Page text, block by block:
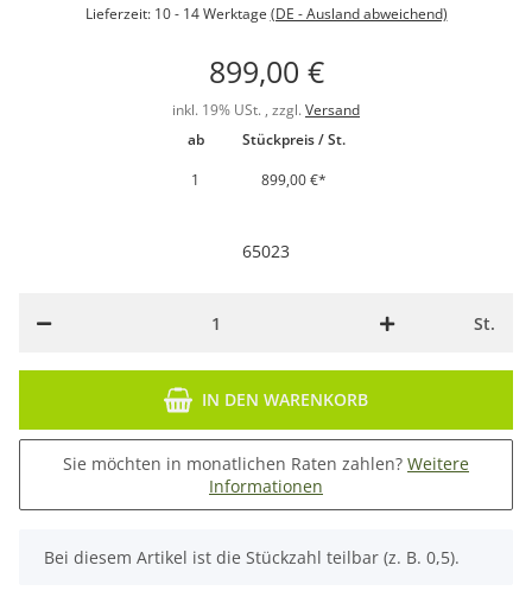
Lieferzeit: 10 - 14 Werktage (DE - Ausland abweichend)
899,00 €
inkl. 19% USt. , zzgl. Versand
ab
Stückpreis / St.
1
899,00 €*
65023
St.
IN DEN WARENKORB
Sie möchten in monatlichen Raten zahlen? Weitere
Informationen
x
Bei diesem Artikel ist die Stückzahl teilbar (z. B. 0,5).